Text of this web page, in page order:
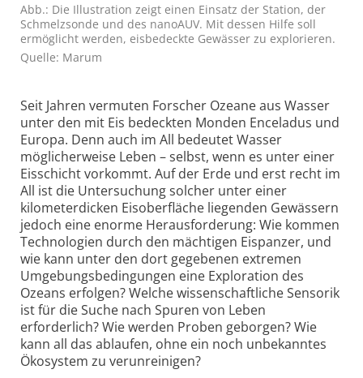
Abb.: Die Illustration zeigt einen Einsatz der Station, der
Schmelzsonde und des nanoAUV. Mit dessen Hilfe soll
ermöglicht werden, eisbedeckte Gewässer zu explorieren.
Quelle: Marum
Seit Jahren vermuten Forscher Ozeane aus Wasser
unter den mit Eis bedeckten Monden Enceladus und
Europa. Denn auch im All bedeutet Wasser
möglicherweise Leben – selbst, wenn es unter einer
Eisschicht vorkommt. Auf der Erde und erst recht im
All ist die Untersuchung solcher unter einer
kilometerdicken Eisoberfläche liegenden Gewässern
jedoch eine enorme Herausforderung: Wie kommen
Technologien durch den mächtigen Eispanzer, und
wie kann unter den dort gegebenen extremen
Umgebungsbedingungen eine Exploration des
Ozeans erfolgen? Welche wissenschaftliche Sensorik
ist für die Suche nach Spuren von Leben
erforderlich? Wie werden Proben geborgen? Wie
kann all das ablaufen, ohne ein noch unbekanntes
Ökosystem zu verunreinigen?